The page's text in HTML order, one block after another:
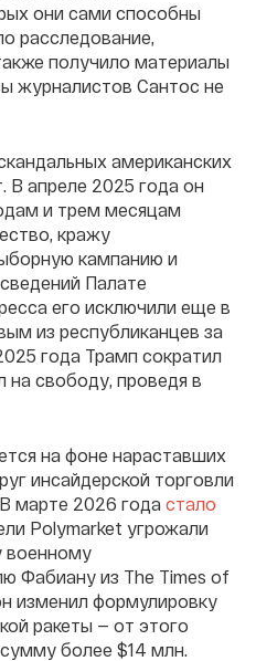
они сами способны
расследование,
получило материалы
журналистов Сантос не
американских
В апреле 2025 года он
и трем месяцам
кражу
кампанию и
Палате
его исключили еще в
из республиканцев за
года Трамп сократил
свободу, проведя в
на фоне нараставших
инсайдерской торговли
марте 2026 года стало
Polymarket угрожали
военному
Фабиану из The Times of
изменил формулировку
ракеты — от этого
более $14 млн.